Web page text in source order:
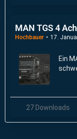
MAN TGS 4
Hochbauer 17.
Ein
27 Downloads